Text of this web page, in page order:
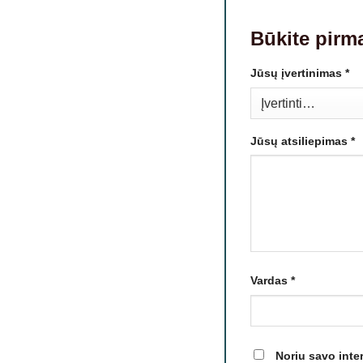
Būkite
Jūsų įvertinimas *
Jūsų atsiliepimas *
Vardas *
Noriu savo